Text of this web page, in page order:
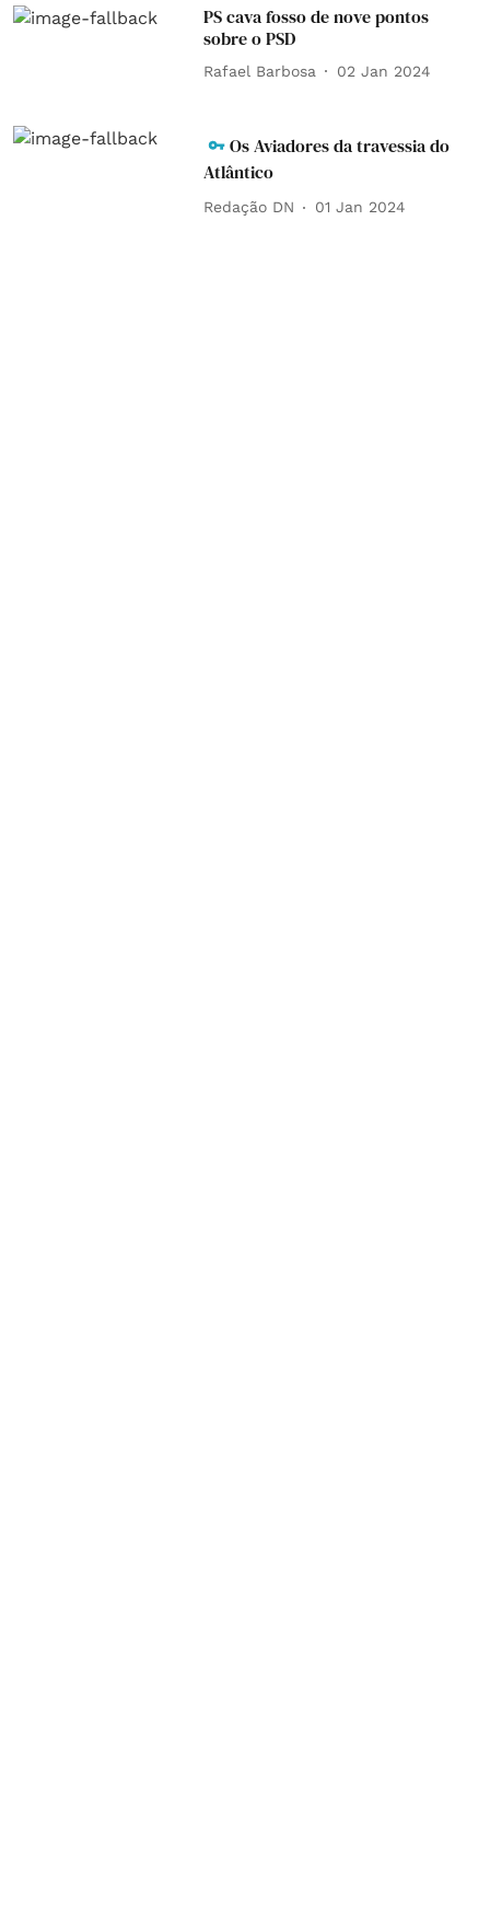
PS cava fosso de nove pontos
sobre o PSD
Rafael Barbosa 02 Jan 2024
Os Aviadores da travessia do
Atlântico
Redação DN 01 Jan 2024